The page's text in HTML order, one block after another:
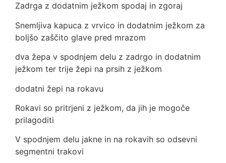
Zadrga z dodatnim ježkom spodaj in zgoraj
Snemljiva kapuca z vrvico in dodatnim ježkom za
boljšo zaščito glave pred mrazom
dva žepa v spodnjem delu z zadrgo in dodatnim
ježkom ter trije žepi na prsih z ježkom
dodatni žepi na rokavu
Rokavi so pritrjeni z ježkom, da jih je mogoče
prilagoditi
V spodnjem delu jakne in na rokavih so odsevni
segmentni trakovi